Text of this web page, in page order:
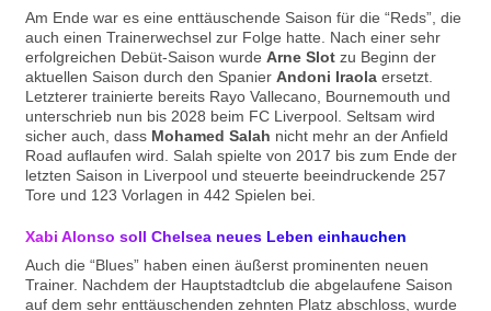
Am Ende war es eine enttäuschende Saison für die “Reds”, die
auch einen Trainerwechsel zur Folge hatte. Nach einer sehr
erfolgreichen Debüt-Saison wurde Arne Slotzu Beginn der
aktuellen Saison durch den Spanier Andoni Iraolaersetzt.
Letzterer trainierte bereits Rayo Vallecano, Bournemouth und
unterschrieb nun bis 2028 beim FC Liverpool. Seltsam wird
sicher auch, dass Mohamed Salah nicht mehr an der Anfield
Road auflaufen wird. Salah spielte von 2017 bis zum Ende der
letzten Saison in Liverpool und steuerte beeindruckende 257
Tore und 123 Vorlagen in 442 Spielen bei.
Xabi Alonso soll Chelsea neues Leben einhauchen
Auch die “Blues” haben einen äußerst prominenten neuen
Trainer. Nachdem der Hauptstadtclub die abgelaufene Saison
auf dem sehr enttäuschenden zehnten Platz abschloss, wurde